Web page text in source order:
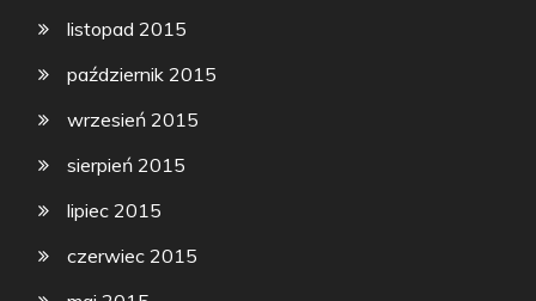
listopad 2015
październik 2015
wrzesień 2015
sierpień 2015
lipiec 2015
czerwiec 2015